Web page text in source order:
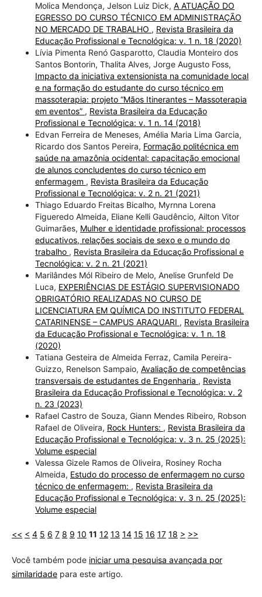
Molica Mendonça, Jelson Luiz Dick, A ATUAÇÃO DO
EGRESSO DO CURSO TÉCNICO EM ADMINISTRAÇÃO
NO MERCADO DE TRABALHO , Revista Brasileira da
Educação Profissional e Tecnológica: v. 1 n. 18 (2020)
Lívia Pimenta Renó Gasparotto, Claudia Monteiro dos
Santos Bontorin, Thalita Alves, Jorge Augusto Foss,
Impacto da iniciativa extensionista na comunidade local
e na formação do estudante do curso técnico em
massoterapia: projeto “Mãos Itinerantes – Massoterapia
em eventos” , Revista Brasileira da Educação
Profissional e Tecnológica: v. 1 n. 14 (2018)
Edvan Ferreira de Meneses, Amélia Maria Lima Garcia,
Ricardo dos Santos Pereira, Formação politécnica em
saúde na amazônia ocidental: capacitação emocional
de alunos concludentes do curso técnico em
enfermagem , Revista Brasileira da Educação
Profissional e Tecnológica: v. 2 n. 21 (2021)
Thiago Eduardo Freitas Bicalho, Myrnna Lorena
Figueredo Almeida, Eliane Kelli Gaudêncio, Ailton Vitor
Guimarães, Mulher e identidade profissional: processos
educativos, relações sociais de sexo e o mundo do
trabalho , Revista Brasileira da Educação Profissional e
Tecnológica: v. 2 n. 21 (2021)
Marilândes Mól Ribeiro de Melo, Anelise Grunfeld De
Luca, EXPERIÊNCIAS DE ESTÁGIO SUPERVISIONADO
OBRIGATÓRIO REALIZADAS NO CURSO DE
LICENCIATURA EM QUÍMICA DO INSTITUTO FEDERAL
CATARINENSE – CAMPUS ARAQUARI , Revista Brasileira
da Educação Profissional e Tecnológica: v. 1 n. 18
(2020)
Tatiana Gesteira de Almeida Ferraz, Camila Pereira-
Guizzo, Renelson Sampaio, Avaliação de competências
transversais de estudantes de Engenharia , Revista
Brasileira da Educação Profissional e Tecnológica: v. 2
n. 23 (2023)
Rafael Castro de Souza, Giann Mendes Ribeiro, Robson
Rafael de Oliveira, Rock Hunters: , Revista Brasileira da
Educação Profissional e Tecnológica: v. 3 n. 25 (2025):
Volume especial
Valessa Gizele Ramos de Oliveira, Rosiney Rocha
Almeida, Estudo do processo de enfermagem no curso
técnico de enfermagem: , Revista Brasileira da
Educação Profissional e Tecnológica: v. 3 n. 25 (2025):
Volume especial
<< < 4 5 6 7 8 9 10 11 12 13 14 15 16 17 18 > >>
Você também pode iniciar uma pesquisa avançada por
similaridadepara este artigo.